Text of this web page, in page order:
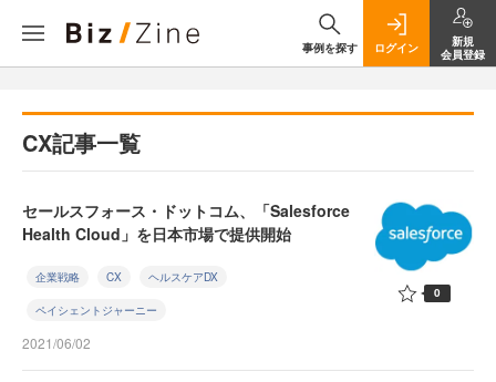
事例を探す ログイン
新規
会員登録
CX記事一覧
セールスフォース・ドットコム、「Salesforce
Health Cloud」を日本市場で提供開始
企業戦略 CX ヘルスケアDX
ペイシェントジャーニー
2021/06/02
0